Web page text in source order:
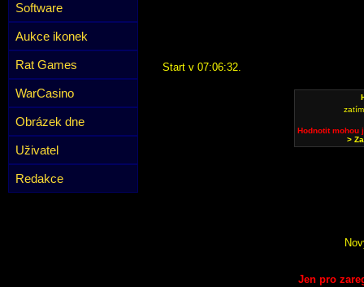
Software
Aukce ikonek
Rat Games
WarCasino
Obrázek dne
Uživatel
Redakce
Start v 07:06:32.
Hodnotit mohou
>
Jen pro